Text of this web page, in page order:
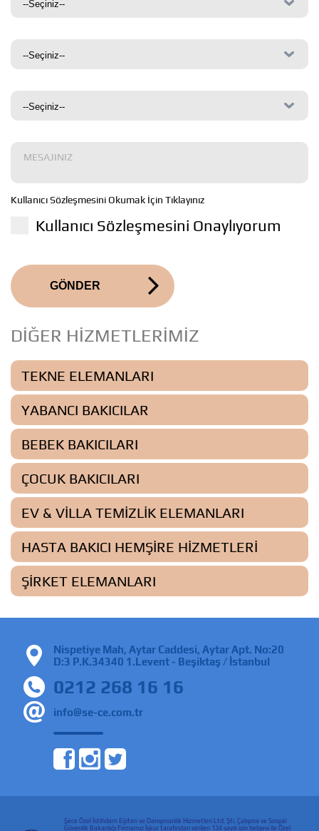
DİĞER HİZMETLERİMİZ
TEKNE ELEMANLARI
YABANCI BAKICILAR
BEBEK BAKICILARI
ÇOCUK BAKICILARI
EV & VILLA TEMIZLIK ELEMANLARI
HASTA BAKICI HEMŞIRE HIZMETLERI
ŞIRKET ELEMANLARI
Kullanıcı Sözleşmesini Okumak İçin Tıklayınız
Kullanıcı Sözleşmesini Onaylıyorum
GÖNDER
Nispetiye Mah, Aytar Caddesi, Aytar Apt. No:20
D:3 P.K.34340 1.Levent - Beşiktaş / İstanbul
0212 268 16 16
info@se-ce.com.tr
Şece Özel İstihdam Eğitim ve Danışmanlık Hizmetleri Ltd. Şti. Çalışma ve Sosyal
Güvenlik Bakanlığı Firmamız İşkur tarafından verilen 134 sayılı izin belgesi ile Özel